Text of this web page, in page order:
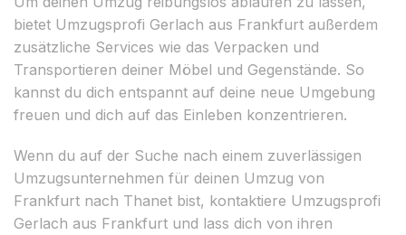
bietet Umzugsprofi Gerlach aus Frankfurt außerdem
zusätzliche Services wie das Verpacken und
Transportieren deiner Möbel und Gegenstände. So
kannst du dich entspannt auf deine neue Umgebung
freuen und dich auf das Einleben konzentrieren.
Wenn du auf der Suche nach einem zuverlässigen
Umzugsunternehmen für deinen Umzug von
Frankfurt nach Thanet bist, kontaktiere Umzugsprofi
Gerlach aus Frankfurt und lass dich von ihren